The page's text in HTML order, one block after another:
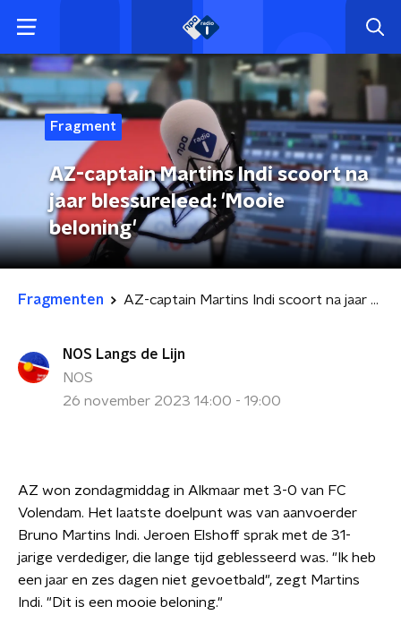
Fragment
AZ-captain Martins Indi scoort na
jaar blessureleed: 'Mooie
beloning'
Fragmenten AZ-captain Martins Indi scoort na jaar blessureleed: 'Mooie beloning'
NOS Langs de Lijn
NOS
26 november 2023 14:00 - 19:00
AZ won zondagmiddag in Alkmaar met 3-0 van FC
Volendam. Het laatste doelpunt was van aanvoerder
Bruno Martins Indi. Jeroen Elshoff sprak met de 31-
jarige verdediger, die lange tijd geblesseerd was. "Ik heb
een jaar en zes dagen niet gevoetbald", zegt Martins
Indi. "Dit is een mooie beloning."